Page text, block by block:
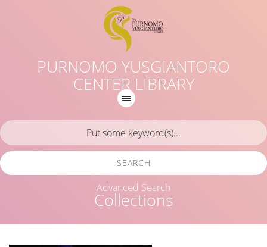
PURNOMO YUSGIANTORO
CENTER LIBRARY
Collections
SEARCH
Advanced Search